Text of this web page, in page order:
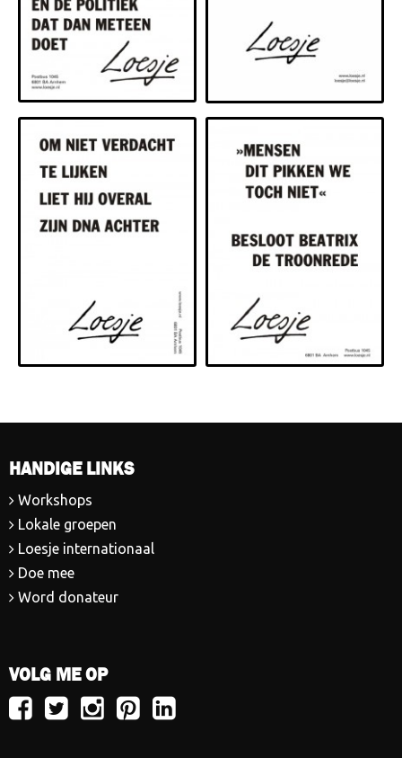
HANDIGE LINKS
Workshops
Lokale groepen
Loesje internationaal
Doe mee
Word donateur
VOLG ME OP
VolgVolgVolgVolgVolg